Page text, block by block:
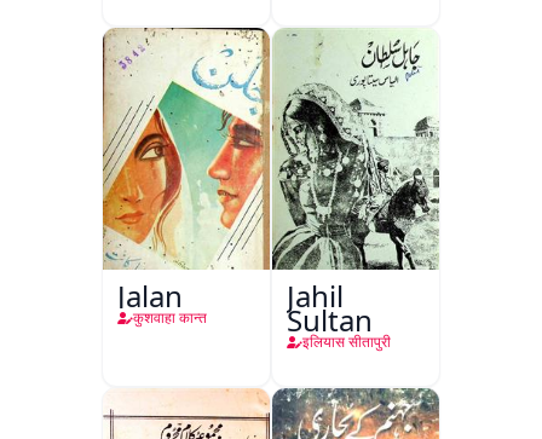
Jalan
कुशवाहा कान्त
Jahil
Sultan
इलियास सीतापुरी